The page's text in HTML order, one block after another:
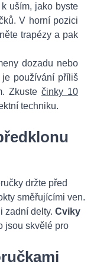
uším, jako byste
V horní pozici
trapézy a pak
dozadu nebo
používání příliš
Zkuste činky 10
techniku.
držte před
směřujícími ven.
zadní delty. Cviky
jsou skvělé pro